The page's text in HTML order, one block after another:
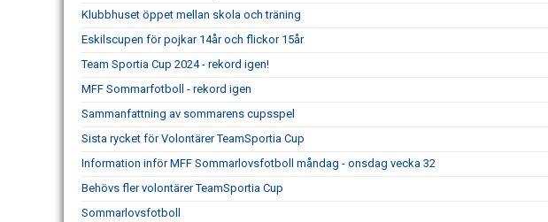
Klubbhuset öppet mellan skola och träning
Eskilscupen för pojkar 14år och flickor 15år
Team Sportia Cup 2024 - rekord igen!
MFF Sommarfotboll - rekord igen
Sammanfattning av sommarens cupsspel
Sista rycket för Volontärer TeamSportia Cup
Information inför MFF Sommarlovsfotboll måndag - onsdag vecka 32
Behövs fler volontärer TeamSportia Cup
Sommarlovsfotboll